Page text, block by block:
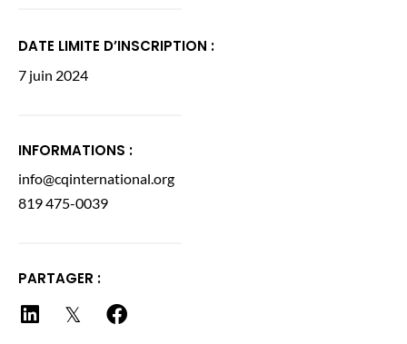
DATE LIMITE D’INSCRIPTION :
7 juin 2024
INFORMATIONS :
info@cqinternational.org
819 475-0039
PARTAGER :